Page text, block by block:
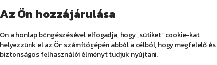
Az Ön hozzájárulása
Ön a honlap böngészésével elfogadja, hogy „sütiket” cookie-kat
helyezzünk el az Ön számítógépén abból a célból, hogy megfelelő és
biztonságos felhasználói élményt tudjuk nyújtani.